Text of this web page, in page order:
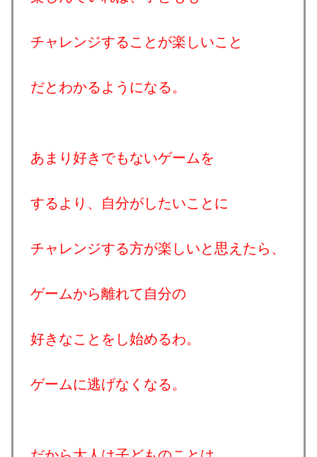
チャレンジすることが楽しいこと
だとわかるようになる。
あまり好きでもないゲームを
するより、自分がしたいことに
チャレンジする方が楽しいと思えたら、
ゲームから離れて自分の
好きなことをし始めるわ。
ゲームに逃げなくなる。